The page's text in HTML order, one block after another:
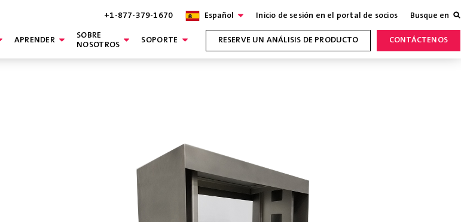
+1-877-379-1670 Español Inicio de sesión en el portal de socios Busque en
APRENDER
SOBRE
NOSOTROS
SOPORTE RESERVE UN ANÁLISIS DE PRODUCTO CONTÁCTENOS